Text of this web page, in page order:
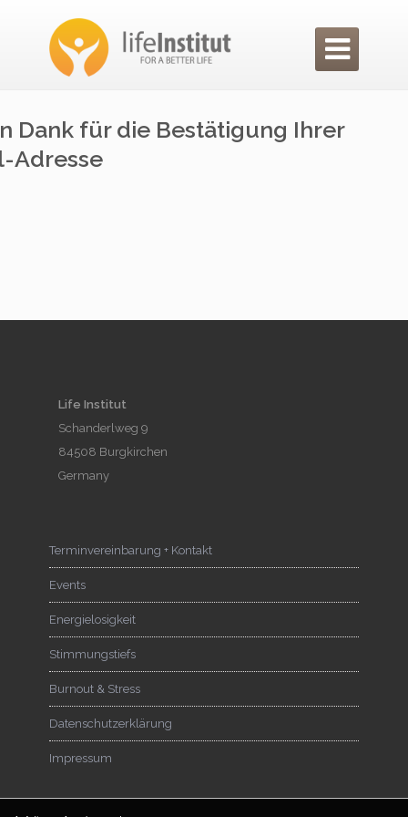

Dank für die Bestätigung Ihrer
Adresse
Life Institut
Schanderlweg 9
84508 Burgkirchen
Germany
Terminvereinbarung + Kontakt
Events
Energielosigkeit
Stimmungstiefs
Burnout & Stress
Datenschutzerklärung
Impressum